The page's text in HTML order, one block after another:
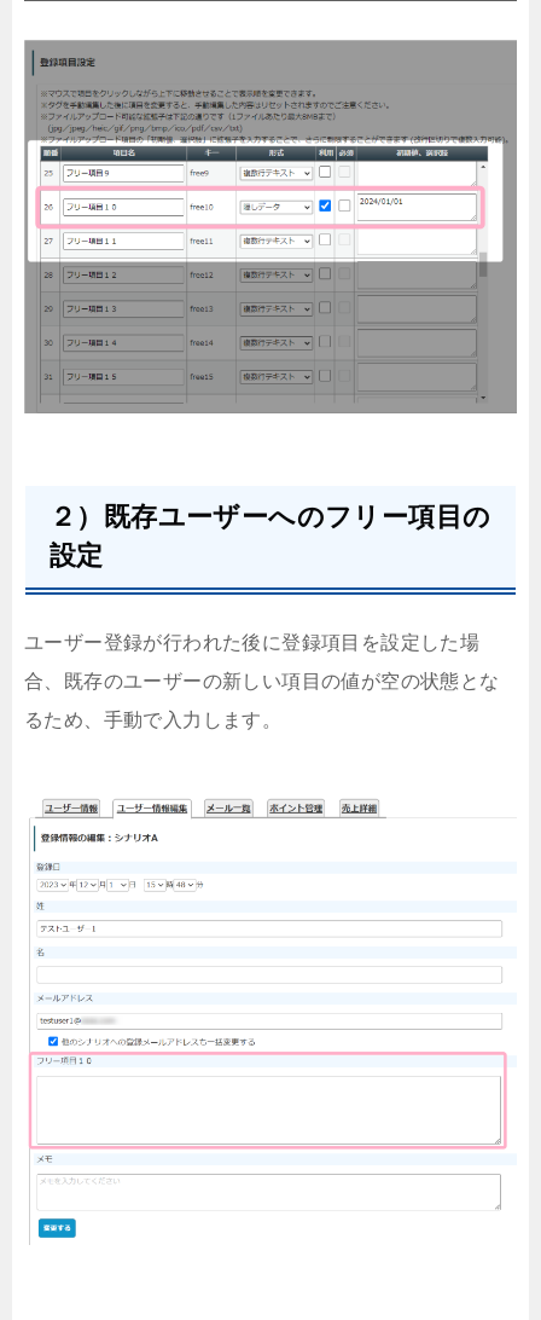
２）既存ユーザーへのフリー項目の
設定
ユーザー登録が行われた後に登録項目を設定した場
合、既存のユーザーの新しい項目の値が空の状態とな
るため、手動で入力します。